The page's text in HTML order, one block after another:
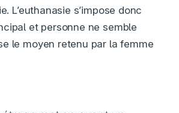
L’euthanasie s’impose donc
et personne ne semble
le moyen retenu par la femme